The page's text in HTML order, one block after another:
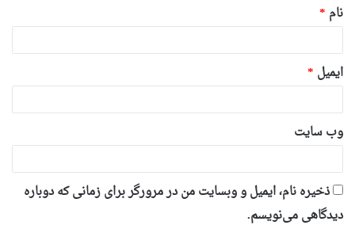
نام *
ایمیل *
وب‌ سایت
ذخیره نام، ایمیل و وبسایت من در مرورگر برای زمانی که دوباره
دیدگاهی می‌نویسم.